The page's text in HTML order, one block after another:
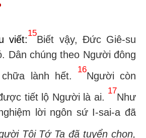
viết:
15
Biết vậy, Đức Giê-su
Dân chúng theo Người đông
lành hết.
16
Người còn
tiết lộ Người là ai.
17
Như
lời ngôn sứ I-sai-a đã
Tôi Tớ Ta đã tuyển chọn,